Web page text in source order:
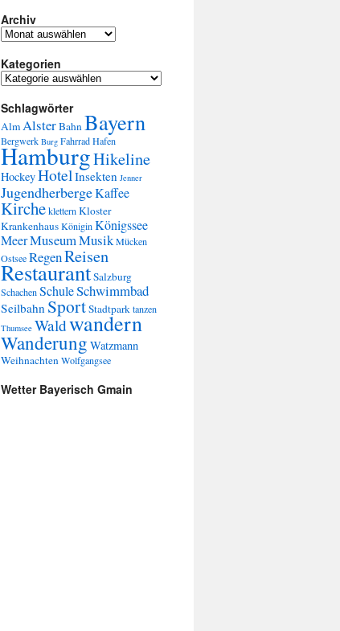
Archiv
Kategorien
Schlagwörter
AlmAlsterBahnBayern
Bergwerk Burg FahrradHafen
HamburgHikeline
HockeyHotelInsekten Jenner
JugendherbergeKaffee
KirchekletternKloster
KrankenhausKöniginKönigssee
MeerMuseumMusikMücken
OstseeRegenReisen
RestaurantSalzburg
SchachenSchuleSchwimmbad
Seilbahn SportStadtparktanzen
Thumsee Waldwandern
Wanderung Watzmann
WeihnachtenWolfgangsee
Wetter Bayerisch Gmain